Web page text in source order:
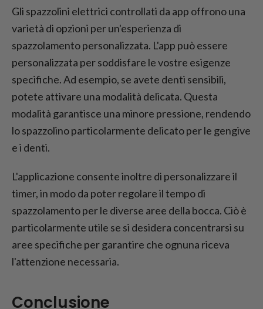
Gli spazzolini elettrici controllati da app offrono una
varietà di opzioni per un'esperienza di
spazzolamento personalizzata. L'app può essere
personalizzata per soddisfare le vostre esigenze
specifiche. Ad esempio, se avete denti sensibili,
potete attivare una modalità delicata. Questa
modalità garantisce una minore pressione, rendendo
lo spazzolino particolarmente delicato per le gengive
e i denti.
L'applicazione consente inoltre di personalizzare il
timer, in modo da poter regolare il tempo di
spazzolamento per le diverse aree della bocca. Ciò è
particolarmente utile se si desidera concentrarsi su
aree specifiche per garantire che ognuna riceva
l'attenzione necessaria.
Conclusione